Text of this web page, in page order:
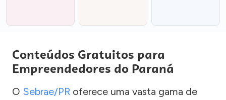
Conteúdos Gratuitos para
Empreendedores do Paraná
O Sebrae/PR oferece uma vasta gama de